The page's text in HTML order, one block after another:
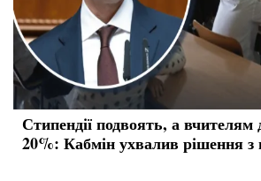
Стипендії подвоять, а вчителям
20%: Кабмін ухвалив рішення з